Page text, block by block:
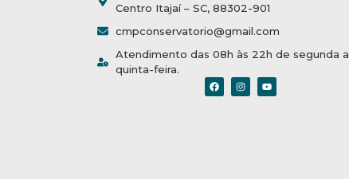
Centro Itajaí – SC, 88302-901
cmpconservatorio@gmail.com
Atendimento das 08h às 22h de segunda a
quinta-feira.